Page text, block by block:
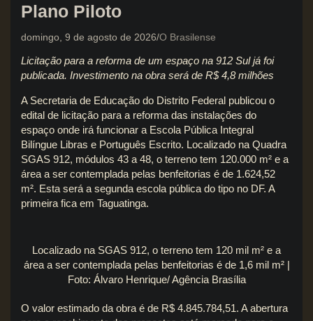
Plano Piloto
domingo, 9 de agosto de 2026 O Brasilense
Licitação para a reforma de um espaço na 912 Sul já foi
publicada. Investimento na obra será de R$ 4,8 milhões
A Secretaria de Educação do Distrito Federal publicou o
edital de licitação para a reforma das instalações do
espaço onde irá funcionar a Escola Pública Integral
Bilíngue Libras e Português Escrito. Localizado na Quadra
SGAS 912, módulos 43 a 48, o terreno tem 120.000 m² e a
área a ser contemplada pelas benfeitorias é de 1.624,52
m². Esta será a segunda escola pública do tipo no DF. A
primeira fica em Taguatinga.
Localizado na SGAS 912, o terreno tem 120 mil m² e a
área a ser contemplada pelas benfeitorias é de 1,6 mil m² |
Foto: Álvaro Henrique/ Agência Brasília
O valor estimado da obra é de R$ 4.845.784,51. A abertura